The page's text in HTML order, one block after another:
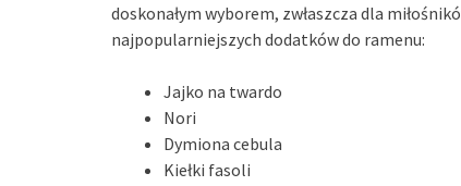
doskonałym wyborem, zwłaszcza dla
najpopularniejszych dodatków do ramenu:
Jajko na twardo
Nori
Dymiona cebula
Kiełki fasoli